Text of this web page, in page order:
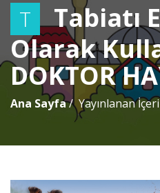
T
Tabiatı
Olarak
DOKTOR
Ana Sayfa Yayınlanan